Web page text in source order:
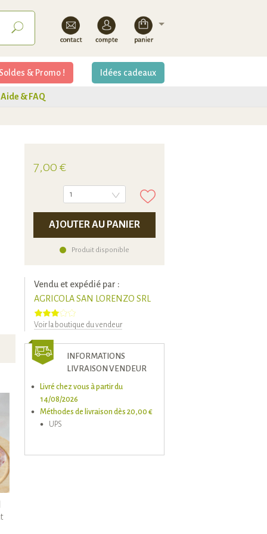
Idées cadeaux
Soldes & Promo !
Aide & FAQ
7,00 €
1
AJOUTER AU PANIER
Produit disponible
Vendu et expédié par :
AGRICOLA SAN LORENZO SRL
Voir la boutique du vendeur
INFORMATIONS
LIVRAISON VENDEUR
Livré chez vous à partir du
14/08/2026
Méthodes de livraison dès 20,00 €
UPS